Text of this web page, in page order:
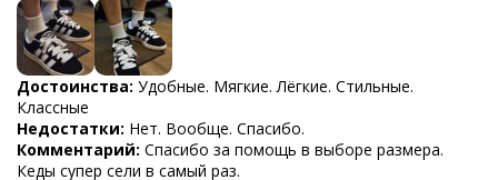
Достоинства: Удобные. Мягкие. Лёгкие. Стильные.
Классные
Недостатки: Нет. Вообще. Спасибо.
Комментарий: Спасибо за помощь в выборе размера.
Кеды супер сели в самый раз.